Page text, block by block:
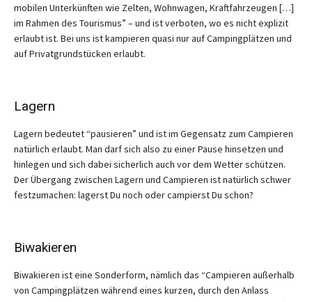
mobilen Unterkünften wie Zelten, Wohnwagen, Kraftfahrzeugen […]
im Rahmen des Tourismus” – und ist verboten, wo es nicht explizit
erlaubt ist. Bei uns ist kampieren quasi nur auf Campingplätzen und
auf Privatgrundstücken erlaubt.
Lagern
Lagern bedeutet “pausieren” und ist im Gegensatz zum Campieren
natürlich erlaubt. Man darf sich also zu einer Pause hinsetzen und
hinlegen und sich dabei sicherlich auch vor dem Wetter schützen.
Der Übergang zwischen Lagern und Campieren ist natürlich schwer
festzumachen: lagerst Du noch oder campierst Du schon?
Biwakieren
Biwakieren ist eine Sonderform, nämlich das “Campieren außerhalb
von Campingplätzen während eines kurzen, durch den Anlass